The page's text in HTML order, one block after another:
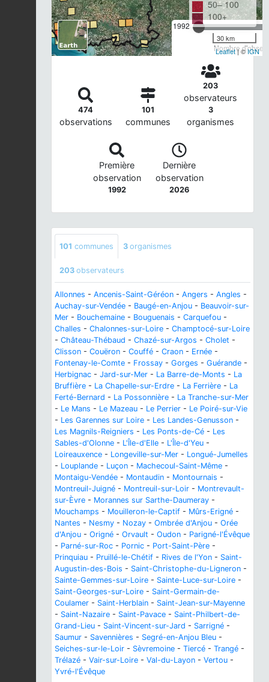
1992
Nombre
50– 100
100+
30 km
Leaflet| ©IGN
474
observations
101
communes
203
observateurs
3
organismes
Première
observation
1992
Dernière
observation
2026
101 communes 3 organismes
203 observateurs
Allonnes - Ancenis-Saint-Géréon - Angers - Angles -
Auchay-sur-Vendée - Baugé-en-Anjou - Beauvoir-sur-
Mer - Bouchemaine - Bouguenais - Carquefou -
Challes - Chalonnes-sur-Loire - Champtocé-sur-Loire
- Château-Thébaud - Chazé-sur-Argos - Cholet -
Clisson - Couëron - Couffé - Craon - Ernée -
Fontenay-le-Comte - Frossay - Gorges - Guérande -
Herbignac - Jard-sur-Mer - La Barre-de-Monts - La
Bruffière - La Chapelle-sur-Erdre - La Ferrière - La
Ferté-Bernard - La Possonnière - La Tranche-sur-Mer
- Le Mans - Le Mazeau - Le Perrier - Le Poiré-sur-Vie
- Les Garennes sur Loire - Les Landes-Genusson -
Les Magnils-Reigniers - Les Ponts-de-Cé - Les
Sables-d'Olonne - L'Île-d'Elle - L'Île-d'Yeu -
Loireauxence - Longeville-sur-Mer - Longué-Jumelles
- Louplande - Luçon - Machecoul-Saint-Même -
Montaigu-Vendée - Montaudin - Montournais -
Montreuil-Juigné - Montreuil-sur-Loir - Montrevault-
sur-Èvre - Morannes sur Sarthe-Daumeray -
Mouchamps - Mouilleron-le-Captif - Mûrs-Erigné -
Nantes - Nesmy - Nozay - Ombrée d'Anjou - Orée
d'Anjou - Origné - Orvault - Oudon - Parigné-l'Évêque
- Parné-sur-Roc - Pornic - Port-Saint-Père -
Prinquiau - Pruillé-le-Chétif - Rives de l'Yon - Saint-
Augustin-des-Bois - Saint-Christophe-du-Ligneron -
Sainte-Gemmes-sur-Loire - Sainte-Luce-sur-Loire -
Saint-Georges-sur-Loire - Saint-Germain-de-
Coulamer - Saint-Herblain - Saint-Jean-sur-Mayenne
- Saint-Nazaire - Saint-Pavace - Saint-Philbert-de-
Grand-Lieu - Saint-Vincent-sur-Jard - Sarrigné -
Saumur - Savennières - Segré-en-Anjou Bleu -
Seiches-sur-le-Loir - Sèvremoine - Tiercé - Trangé -
Trélazé - Vair-sur-Loire - Val-du-Layon - Vertou -
Yvré-l'Évêque